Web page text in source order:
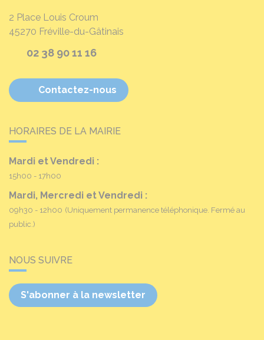
2 Place Louis Croum
45270 Fréville-du-Gâtinais
02 38 90 11 16
Contactez-nous
HORAIRES DE LA MAIRIE
Mardi et Vendredi :
15h00 - 17h00
Mardi, Mercredi et Vendredi :
09h30 - 12h00 (Uniquement permanence téléphonique. Fermé au
public.)
NOUS SUIVRE
S'abonner à la newsletter